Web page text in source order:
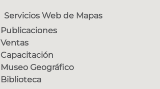
Servicios Web de Mapas
Publicaciones
Ventas
Capacitación
Museo Geográfico
Biblioteca